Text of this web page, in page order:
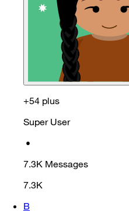
+54 plus
Super User
•
7.3K Messages
7.3K
B